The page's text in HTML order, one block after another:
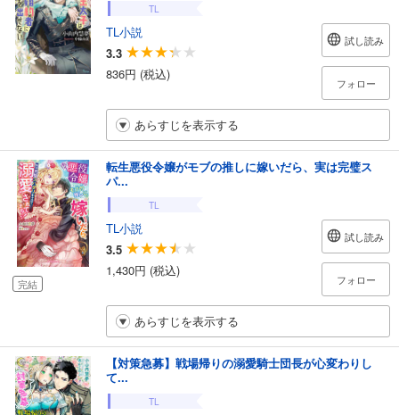
TL
TL小説
3.3
836円 (税込)
試し読み
フォロー
あらすじを表示する
完結
転生悪役令嬢がモブの推しに嫁いだら、実は完璧ス
パ...
TL
TL小説
3.5
1,430円 (税込)
試し読み
フォロー
あらすじを表示する
【対策急募】戦場帰りの溺愛騎士団長が心変わりし
て...
TL